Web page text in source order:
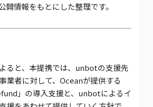
開情報をもとにした整理です。
ると、本提携では、unbotの支援先
業者に対して、Oceanが提供する
」の導入支援と、unbotによるイ